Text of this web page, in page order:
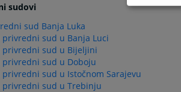
sudovi
sud Banja Luka
privredni sud u Banja Luci
privredni sud u Bijeljini
privredni sud u Doboju
privredni sud u Istočnom Sarajevu
privredni sud u Trebinju